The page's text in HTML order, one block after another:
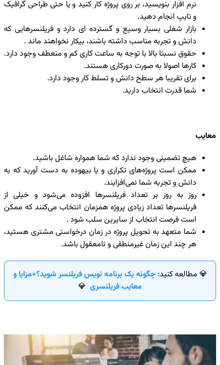
نرم افزار بنویسید، بر روی پروژه کار کنید و یا حتی طراحی گرافیک
و تایپ انجام دهید.
بازار شغلی بسیار وسیع و گسترده ای دارد و فریلنسرهایی که
دانش و تجربه مناسب داشته باشند، بیکار نخواهند ماند .
حقوق نسبتا بالا با توجه به ساعت کاری کم و منعطف وجود دارد.
کارها اصولا به صورت دورکاری هستند.
برای تقریبا هر سطح دانش و تسلط کار وجود دارد.
شما قدرت انتخاب دارید.
معایب
هیچ تضمینی وجود ندارد که شما همواره شاغل باشید.
ممکن است پروژه‌های تکراری و یا بیهوده به دست آورید که به
دانش و تجربه شما نمی‌افزایند.
روز به روز بر تعداد فریلنسرها افزوده می‌شود و خیلی از
فریلنسرها تعداد زیادی پروژه همزمان انتخاب می‌کنند که ممکن
است فرصت انتخاب از سایرین سلب شود .
شما متعهد به تحویل پروژه در زمان درخواستی مشتری هستید،
هر چند این زمان غیرمنطقی و نامعقول باشد.
💎 مطالعه کنید:چگونه یک برنامه نویس فریلنسر شوید؟+مزایا و
معایب فریلنسری 💎